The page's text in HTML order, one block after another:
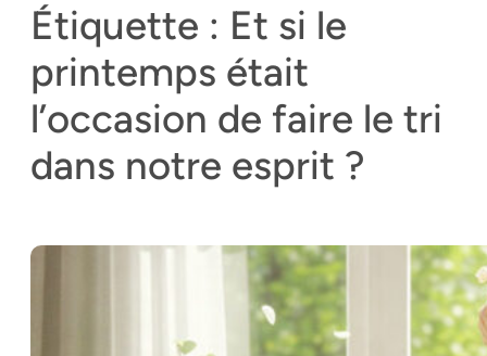
Étiquette : Et si le
printemps était
l’occasion de faire le tri
dans notre esprit ?